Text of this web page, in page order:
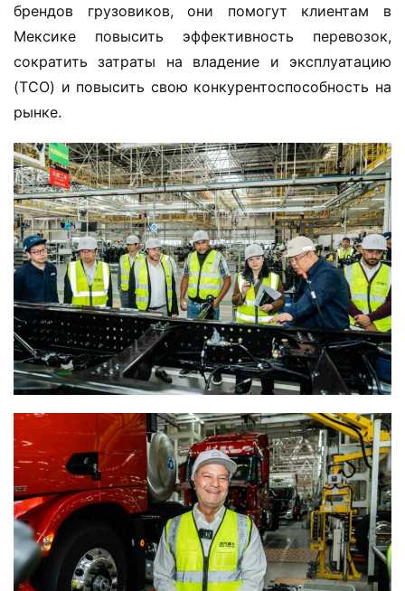
брендов грузовиков, они помогут клиентам в
Мексике повысить эффективность перевозок,
сократить затраты на владение и эксплуатацию
(TCO) и повысить свою конкурентоспособность на
рынке.